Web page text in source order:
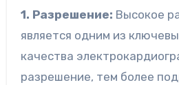
1. Разрешение: Высокое
является одним из
качества
разрешение, тем более